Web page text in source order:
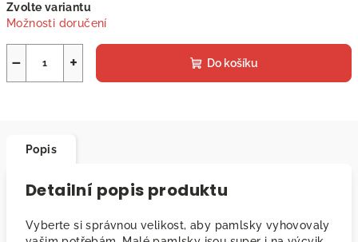
cena:
Zvolte variantu
Možnosti doručení
+
− Do košíku
Popis
Detailní popis produktu
Vyberte si správnou velikost, aby pamlsky vyhovovaly